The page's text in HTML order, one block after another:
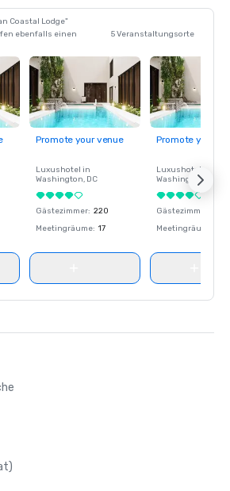
Coastal Lodge"
ebenfalls einen
5 Veranstaltungsorte
Promote your venue
Luxushotel in
Washington, DC
Gästezimmer: 220
Meetingräume: 17
Promote your
Luxushotel in
Washington
Gästezimmer
Meetingräume